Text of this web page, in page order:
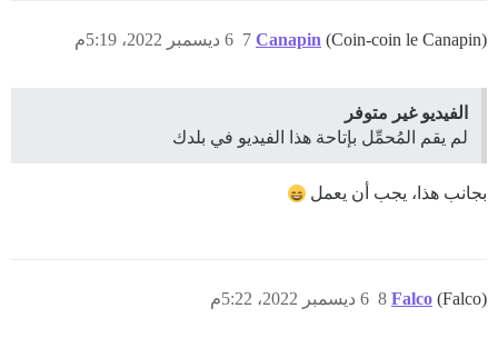
Canapin (Coin-coin le Canapin) 6 ديسمبر 2022، 5:19م 7
الفيديو غير متوفر
لم يقم المُحمِّل بإتاحة هذا الفيديو في بلدك
بجانب هذا، يجب أن يعمل
Falco (Falco) 6 ديسمبر 2022، 5:22م 8